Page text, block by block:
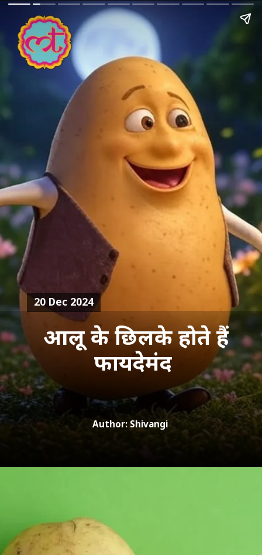
आलू के छिलके होते हैं
फायदेमंद
20 Dec 2024
Author: Shivangi